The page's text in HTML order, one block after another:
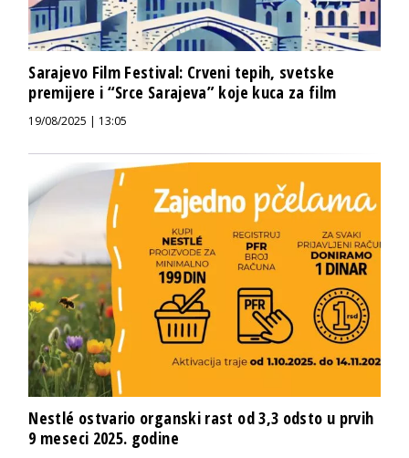
Sarajevo Film Festival: Crveni tepih, svetske
premijere i “Srce Sarajeva” koje kuca za film
19/08/2025 | 13:05
Nestlé ostvario organski rast od 3,3 odsto u prvih
9 meseci 2025. godine